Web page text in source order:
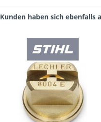
Kunden haben sich ebenfalls